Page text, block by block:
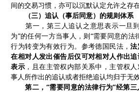
间的交易习惯 ，亦可以沉默认定允许之存在
（三）追认（事后同意）的规则体系
第一，第三人追认之意思表示一旦
为”的任何一方当事人， 则“需要同意的法
行为转变为有效行为。 参考德国民法，法
在相对人发出催告后仅可对相对人作出
表示 ， 且在主管权内部关系中，主管权
事人所作出的追认或者拒绝追认均归于无效
第二， “需要同意的法律行为”经第